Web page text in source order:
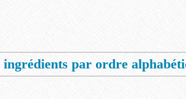
ingrédients par ordre